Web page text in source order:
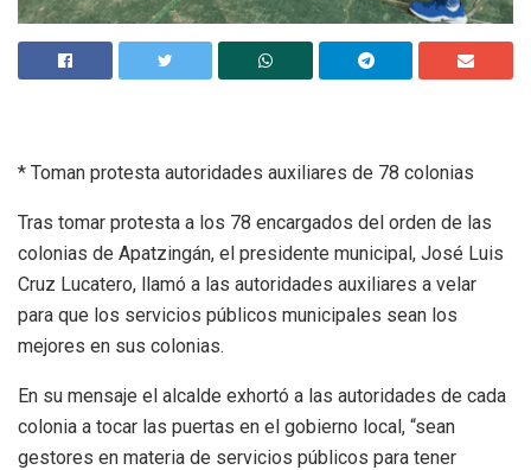
* Toman protesta autoridades auxiliares de 78 colonias
Tras tomar protesta a los 78 encargados del orden de las
colonias de Apatzingán, el presidente municipal, José Luis
Cruz Lucatero, llamó a las autoridades auxiliares a velar
para que los servicios públicos municipales sean los
mejores en sus colonias.
En su mensaje el alcalde exhortó a las autoridades de cada
colonia a tocar las puertas en el gobierno local, “sean
gestores en materia de servicios públicos para tener